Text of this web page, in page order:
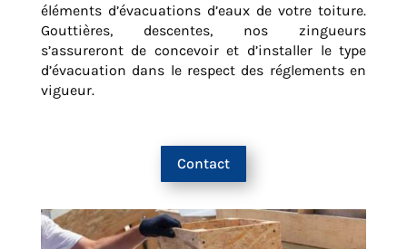
éléments d’évacuations d’eaux de votre toiture.
Gouttières, descentes, nos zingueurs
s’assureront de concevoir et d’installer le type
d’évacuation dans le respect des réglements en
vigueur.
Contact